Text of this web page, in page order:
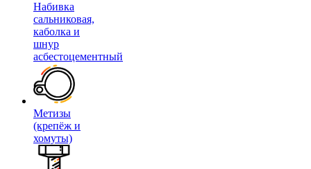
Набивка
сальниковая,
каболка и
шнур
асбестоцементный
Метизы
(крепёж и
хомуты)